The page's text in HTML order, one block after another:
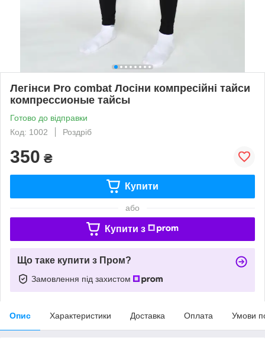
Легінси Pro combat Лосіни компресійні тайси
компрессионые тайсы
Готово до відправки
Код: 1002
Роздріб
350 ₴
Купити
або
Купити з
Що таке купити з Пром?
Замовлення під захистом
Опис Характеристики Доставка Оплата Умови